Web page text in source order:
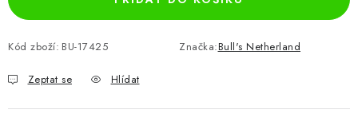
Kód zboží: BU-17425 Značka:Bull's Netherland
Zeptat se Hlídat